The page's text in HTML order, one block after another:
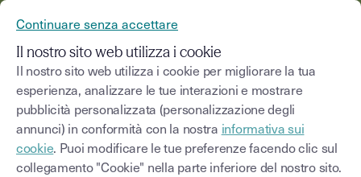
Definizioni
Continuare senza accettare
Il nostro sito web utilizza i cookie
Il nostro sito web utilizza i cookie per migliorare la tua
esperienza, analizzare le tue interazioni e mostrare
pubblicità personalizzata (personalizzazione degli
annunci) in conformità con la nostra informativa sui
cookie. Puoi modificare le tue preferenze facendo clic sul
collegamento "Cookie" nella parte inferiore del nostro sito.